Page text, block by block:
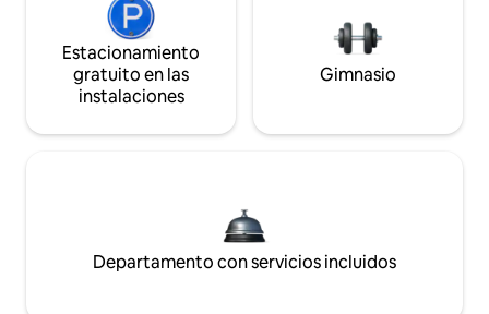
Estacionamiento
gratuito en las
instalaciones
Gimnasio
Departamento con servicios incluidos